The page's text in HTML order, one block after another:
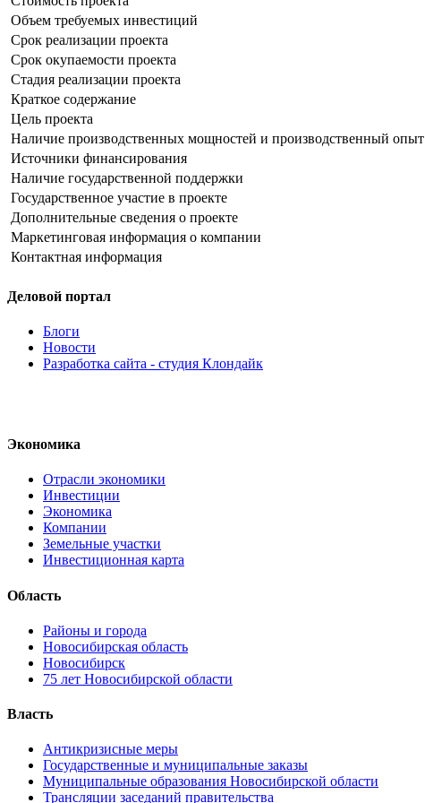
Объем требуемых инвестиций
Срок реализации проекта
Срок окупаемости проекта
Стадия реализации проекта
Краткое содержание
Цель проекта
Наличие производственных мощностей и производственный опыт
Источники финансирования
Наличие государственной поддержки
Государственное участие в проекте
Дополнительные сведения о проекте
Маркетинговая информация о компании
Контактная информация
Деловой портал
Блоги
Новости
Разработка сайта - студия Клондайк
Экономика
Отрасли экономики
Инвестиции
Экономика
Компании
Земельные участки
Инвестиционная карта
Область
Районы и города
Новосибирская область
Новосибирск
75 лет Новосибирской области
Власть
Антикризисные меры
Государственные и муниципальные заказы
Муниципальные образования Новосибирской области
Трансляции заседаний правительства